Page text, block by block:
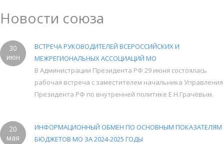
Новости союза
30
июн
ВСТРЕЧА РУКОВОДИТЕЛЕЙ ВСЕРОССИЙСКИХ И
МЕЖРЕГИОНАЛЬНЫХ АССОЦИАЦИЙ МО
В Администрации Президента РФ 29 июня состоялась
рабочая встреча с заместителем начальника Управления
Президента РФ по внутренней политике Е.Н.Грачёвым.
20
мая
ИНФОРМАЦИОННЫЙ ОБМЕН ПО ОСНОВНЫМ ПОКАЗАТЕЛЯМ
БЮДЖЕТОВ МО ЗА 2024-2025 ГОДЫ